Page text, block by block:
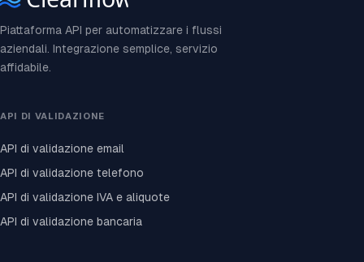
Piattaforma API per automatizzare i flussi
aziendali. Integrazione semplice, servizio
affidabile.
API DI VALIDAZIONE
API di validazione email
API di validazione telefono
API di validazione IVA e aliquote
API di validazione bancaria